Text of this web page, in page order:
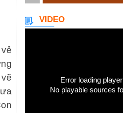
VIDEO
Error loading
No playable sources